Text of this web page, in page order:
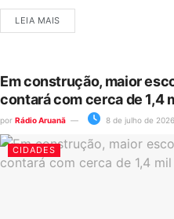
LEIA MAIS
Em construção, maior
contará com cerca de 1,4
por Rádio Aruanã 8 de julho de 2026
CIDADES